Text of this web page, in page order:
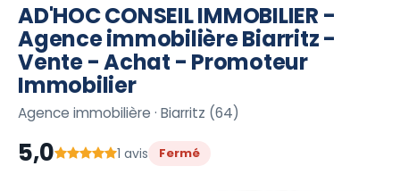
AD'HOC CONSEIL IMMOBILIER -
Agence immobilière Biarritz -
Vente - Achat - Promoteur
Immobilier
Agence immobilière · Biarritz (64)
5,0 1 avis Fermé